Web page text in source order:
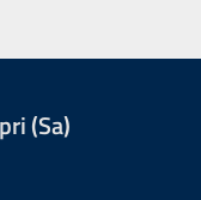
(Sa)